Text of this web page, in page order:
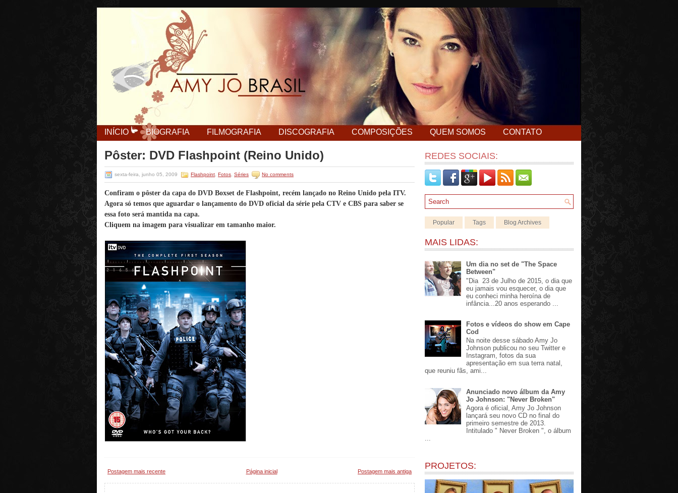
INÍCIO BIOGRAFIA FILMOGRAFIA DISCOGRAFIA COMPOSIÇÕES QUEM SOMOS CONTATO
Pôster: DVD Flashpoint (Reino Unido)
sexta-feira, junho 05, 2009 Flashpoint Fotos Séries No comments
Confiram o pôster da capa do DVD Boxset de Flashpoint, recém lançado no Reino Unido pela ITV.
Agora só temos que aguardar o lançamento do DVD oficial da série pela CTV e CBS para saber se
essa foto será mantida na capa.
Cliquem na imagem para visualizar em tamanho maior.
Postagem mais recente Postagem mais antiga
Página inicial
REDES SOCIAIS:
Popular Tags Blog Archives
MAIS LIDAS:
Um dia no set de "The Space
Between"
"Dia 23 de Julho de 2015, o dia que
eu jamais vou esquecer, o dia que
eu conheci minha heroína de
infância...20 anos esperando ...
Fotos e vídeos do show em Cape
Cod
Na noite desse sábado Amy Jo
Johnson publicou no seu Twitter e
Instagram, fotos da sua
apresentação em sua terra natal,
que reuniu fãs, ami...
Anunciado novo álbum da Amy
Jo Johnson: "Never Broken"
Agora é oficial, Amy Jo Johnson
lançará seu novo CD no final do
primeiro semestre de 2013.
Intitulado " Never Broken ", o álbum
...
PROJETOS: